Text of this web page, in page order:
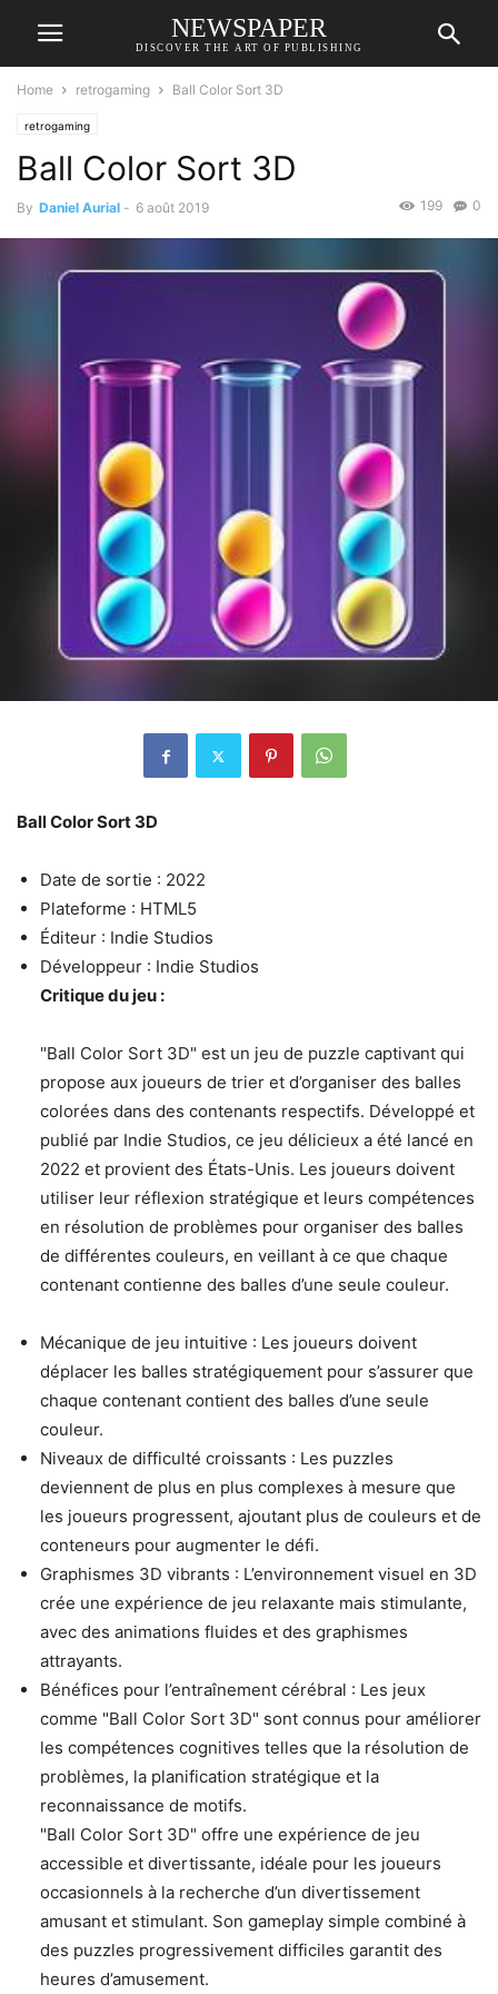
NEWSPAPER
DISCOVER THE ART OF PUBLISHING
Home retrogaming Ball Color Sort 3D
retrogaming
Ball Color Sort 3D
By Daniel Aurial - 6 août 2019 0
199
Ball Color Sort 3D
Date de sortie : 2022
Plateforme : HTML5
Éditeur : Indie Studios
Développeur : Indie Studios
Critique du jeu :
"Ball Color Sort 3D" est un jeu de puzzle captivant qui
propose aux joueurs de trier et d’organiser des balles
colorées dans des contenants respectifs. Développé et
publié par Indie Studios, ce jeu délicieux a été lancé en
2022 et provient des États-Unis. Les joueurs doivent
utiliser leur réflexion stratégique et leurs compétences
en résolution de problèmes pour organiser des balles
de différentes couleurs, en veillant à ce que chaque
contenant contienne des balles d’une seule couleur.
Mécanique de jeu intuitive : Les joueurs doivent
déplacer les balles stratégiquement pour s’assurer que
chaque contenant contient des balles d’une seule
couleur.
Niveaux de difficulté croissants : Les puzzles
deviennent de plus en plus complexes à mesure que
les joueurs progressent, ajoutant plus de couleurs et de
conteneurs pour augmenter le défi.
Graphismes 3D vibrants : L’environnement visuel en 3D
crée une expérience de jeu relaxante mais stimulante,
avec des animations fluides et des graphismes
attrayants.
Bénéfices pour l’entraînement cérébral : Les jeux
comme "Ball Color Sort 3D" sont connus pour améliorer
les compétences cognitives telles que la résolution de
problèmes, la planification stratégique et la
reconnaissance de motifs.
"Ball Color Sort 3D" offre une expérience de jeu
accessible et divertissante, idéale pour les joueurs
occasionnels à la recherche d’un divertissement
amusant et stimulant. Son gameplay simple combiné à
des puzzles progressivement difficiles garantit des
heures d’amusement.